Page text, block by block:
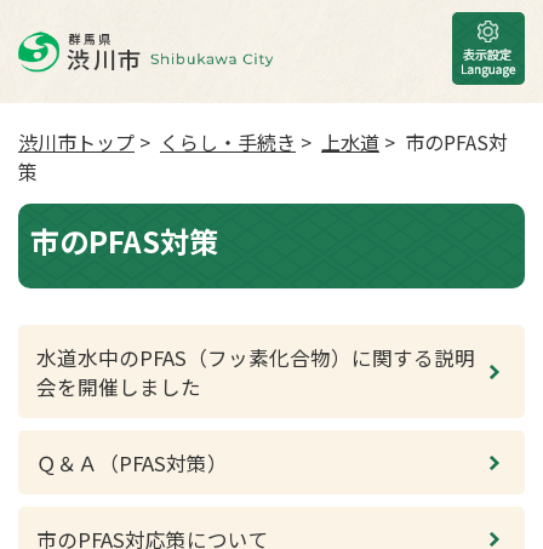
渋川市トップ > くらし・手続き > 上水道 > 市のPFAS対
策
市のPFAS対策
水道水中のPFAS（フッ素化合物）に関する説明
会を開催しました
Ｑ＆Ａ（PFAS対策）
市のPFAS対応策について